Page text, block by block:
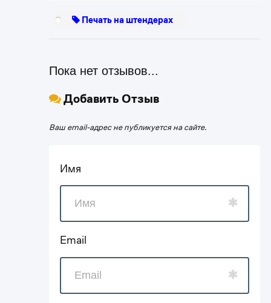
Печать на штендерах
Пока нет отзывов...
Добавить Отзыв
Ваш email-адрес не публикуется на сайте.
Имя
Email